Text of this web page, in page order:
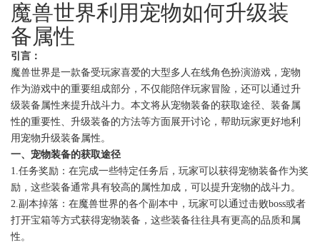
魔兽世界利用宠物如何升级装
备属性
引言：
魔兽世界是一款备受玩家喜爱的大型多人在线角色扮演游戏，宠物
作为游戏中的重要组成部分，不仅能陪伴玩家冒险，还可以通过升
级装备属性来提升战斗力。本文将从宠物装备的获取途径、装备属
性的重要性、升级装备的方法等方面展开讨论，帮助玩家更好地利
用宠物升级装备属性。
一、宠物装备的获取途径
1.任务奖励：在完成一些特定任务后，玩家可以获得宠物装备作为奖
励，这些装备通常具有较高的属性加成，可以提升宠物的战斗力。
2.副本掉落：在魔兽世界的各个副本中，玩家可以通过击败boss或者
打开宝箱等方式获得宠物装备，这些装备往往具有更高的品质和属
性。